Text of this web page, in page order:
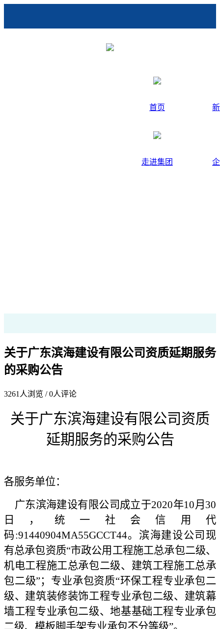
首页
走进集团
关于广东滨海建设有限公司资质延期服务
的采购公告
3261 人浏览 /0人评论
关于广东滨海建设有限公司资质
延期服务的采购公告
各服务单位：
广东滨海建设有限公司成立于2020年10月30
日，统一社会信用代
码:91440904MA55GCCT44。滨海建设公司现
有总承包资质“市政公用工程施工总承包二级、
机电工程施工总承包二级、建筑工程施工总承
包二级”；专业承包资质“环保工程专业承包二
级、建筑装修装饰工程专业承包二级、建筑幕
墙工程专业承包二级、地基基础工程专业承包
二级、模板脚手架专业承包不分等级”。